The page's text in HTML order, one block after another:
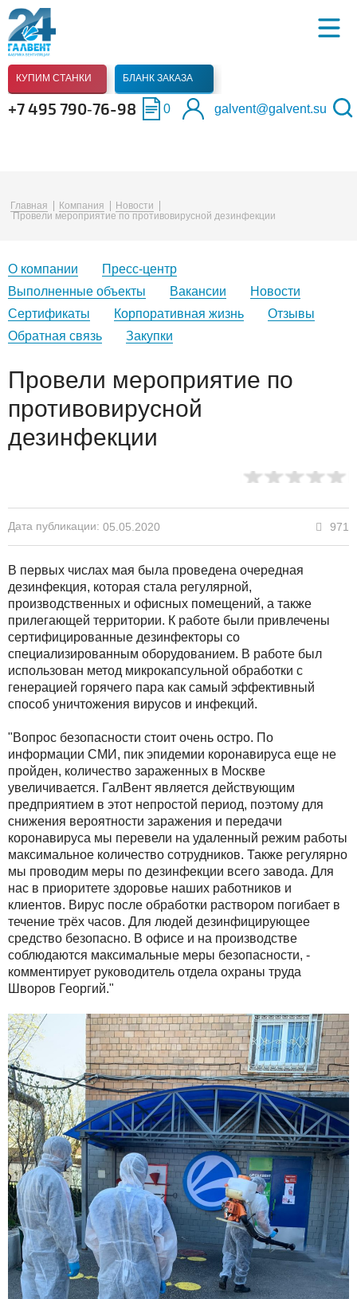
КУПИМ СТАНКИ БЛАНК ЗАКАЗА
+7 495 790‑76-98 0 galvent@galvent.su
Главная Компания
Новости
Провели мероприятие по противовирусной дезинфекции
О компании
Пресс-центр
Выполненные объекты
Вакансии
Новости
Сертификаты
Корпоративная жизнь
Отзывы
Обратная связь
Закупки
Провели мероприятие по
противовирусной
дезинфекции
Дата публикации: 05.05.2020 971
В первых числах мая была проведена очередная
дезинфекция, которая стала регулярной,
производственных и офисных помещений, а также
прилегающей территории. К работе были привлечены
сертифицированные дезинфекторы со
специализированным оборудованием. В работе был
использован метод микрокапсульной обработки с
генерацией горячего пара как самый эффективный
способ уничтожения вирусов и инфекций.
"Вопрос безопасности стоит очень остро. По
информации СМИ, пик эпидемии коронавируса еще не
пройден, количество зараженных в Москве
увеличивается. ГалВент является действующим
предприятием в этот непростой период, поэтому для
снижения вероятности заражения и передачи
коронавируса мы перевели на удаленный режим работы
максимальное количество сотрудников. Также регулярно
мы проводим меры по дезинфекции всего завода. Для
нас в приоритете здоровье наших работников и
клиентов. Вирус после обработки раствором погибает в
течение трёх часов. Для людей дезинфицирующее
средство безопасно. В офисе и на производстве
соблюдаются максимальные меры безопасности, -
комментирует руководитель отдела охраны труда
Шворов Георгий."